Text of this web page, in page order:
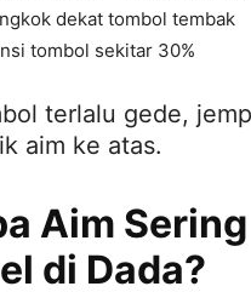
dekat tombol tembak
tombol sekitar 30%
terlalu gede,
aim ke atas.
Aim Sering
di Dada?